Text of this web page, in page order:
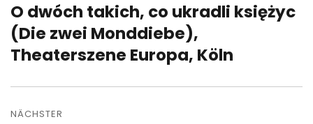
Vorheriger
Beitrag:
O dwóch takich, co ukradli księżyc
(Die zwei Monddiebe),
Theaterszene Europa, Köln
NÄCHSTER